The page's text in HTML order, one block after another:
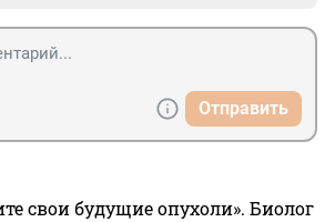
Отправить
свои будущие опухоли». Биолог